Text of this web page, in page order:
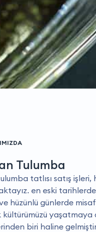
Tulumba
tatlısı satış işleri,
en eski
hüzünlü günlerde
biri haline